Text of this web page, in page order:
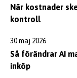
När kostnader
kontroll
30 maj 2026
Så förändrar AI
inköp